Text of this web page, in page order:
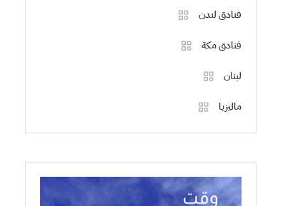
فنادق لندن
فنادق مكة
لبنان
ماليزيا